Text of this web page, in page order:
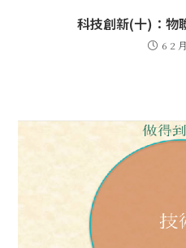
科技創新(十)：物
6 2